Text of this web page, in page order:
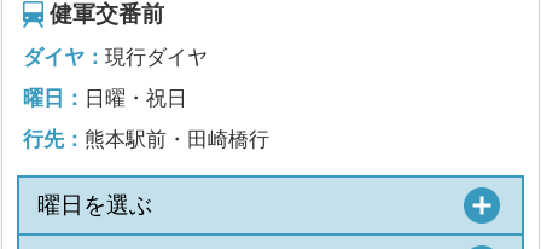
健軍交番前
ダイヤ：現行ダイヤ
曜日： 日曜・祝日
行先： 熊本駅前・田崎橋行
曜日を選ぶ